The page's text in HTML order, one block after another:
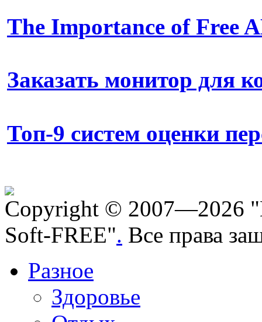
The Importance of Free
Заказать монитор для
Топ-9 систем оценки
Copyright © 2007—2026
Soft-FREE". Все права
Разное
Здоровье